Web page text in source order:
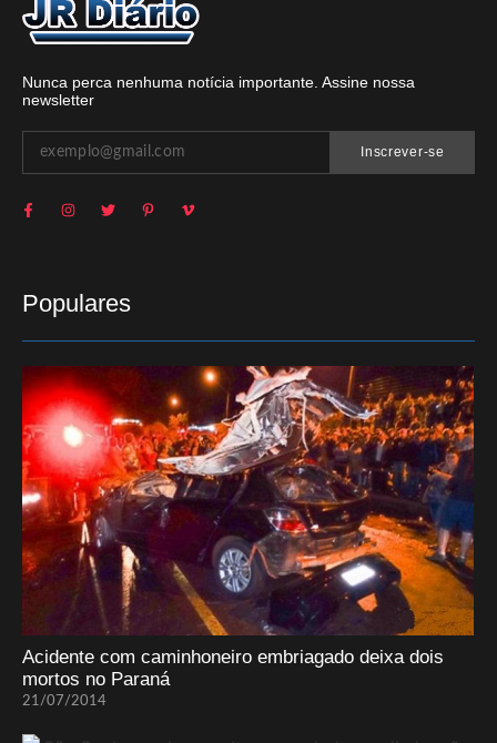
Nunca perca nenhuma notícia importante. Assine nossa
newsletter
Inscrever-se
Populares
Acidente com caminhoneiro embriagado deixa dois
mortos no Paraná
21/07/2014